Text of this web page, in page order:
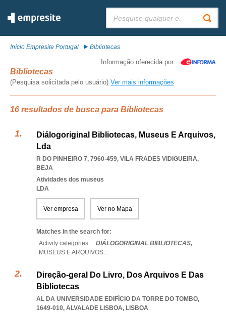
Início Empresite Portugal Bibliotecas
Informação oferecida por
Bibliotecas
(Pesquisa solicitada pelo usuário) Ver mais informações
16 resultados de busca para Bibliotecas
Diálogoriginal Bibliotecas, Museus E Arquivos,
Lda
R DO PINHEIRO 7, 7960-459, VILA FRADES VIDIGUEIRA,
BEJA
Atividades dos museus
LDA
Ver empresa Ver no Mapa
Matches in the search for:
Activity categories: ...DIÁLOGORIGINAL BIBLIOTECAS,
MUSEUS E ARQUIVOS...
Direção-geral Do Livro, Dos Arquivos E Das
Bibliotecas
AL DA UNIVERSIDADE EDIFÍCIO DA TORRE DO TOMBO,
1649-010, ALVALADE LISBOA, LISBOA